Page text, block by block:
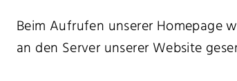
Beim Aufrufen unserer Homepage
an den Server unserer Website